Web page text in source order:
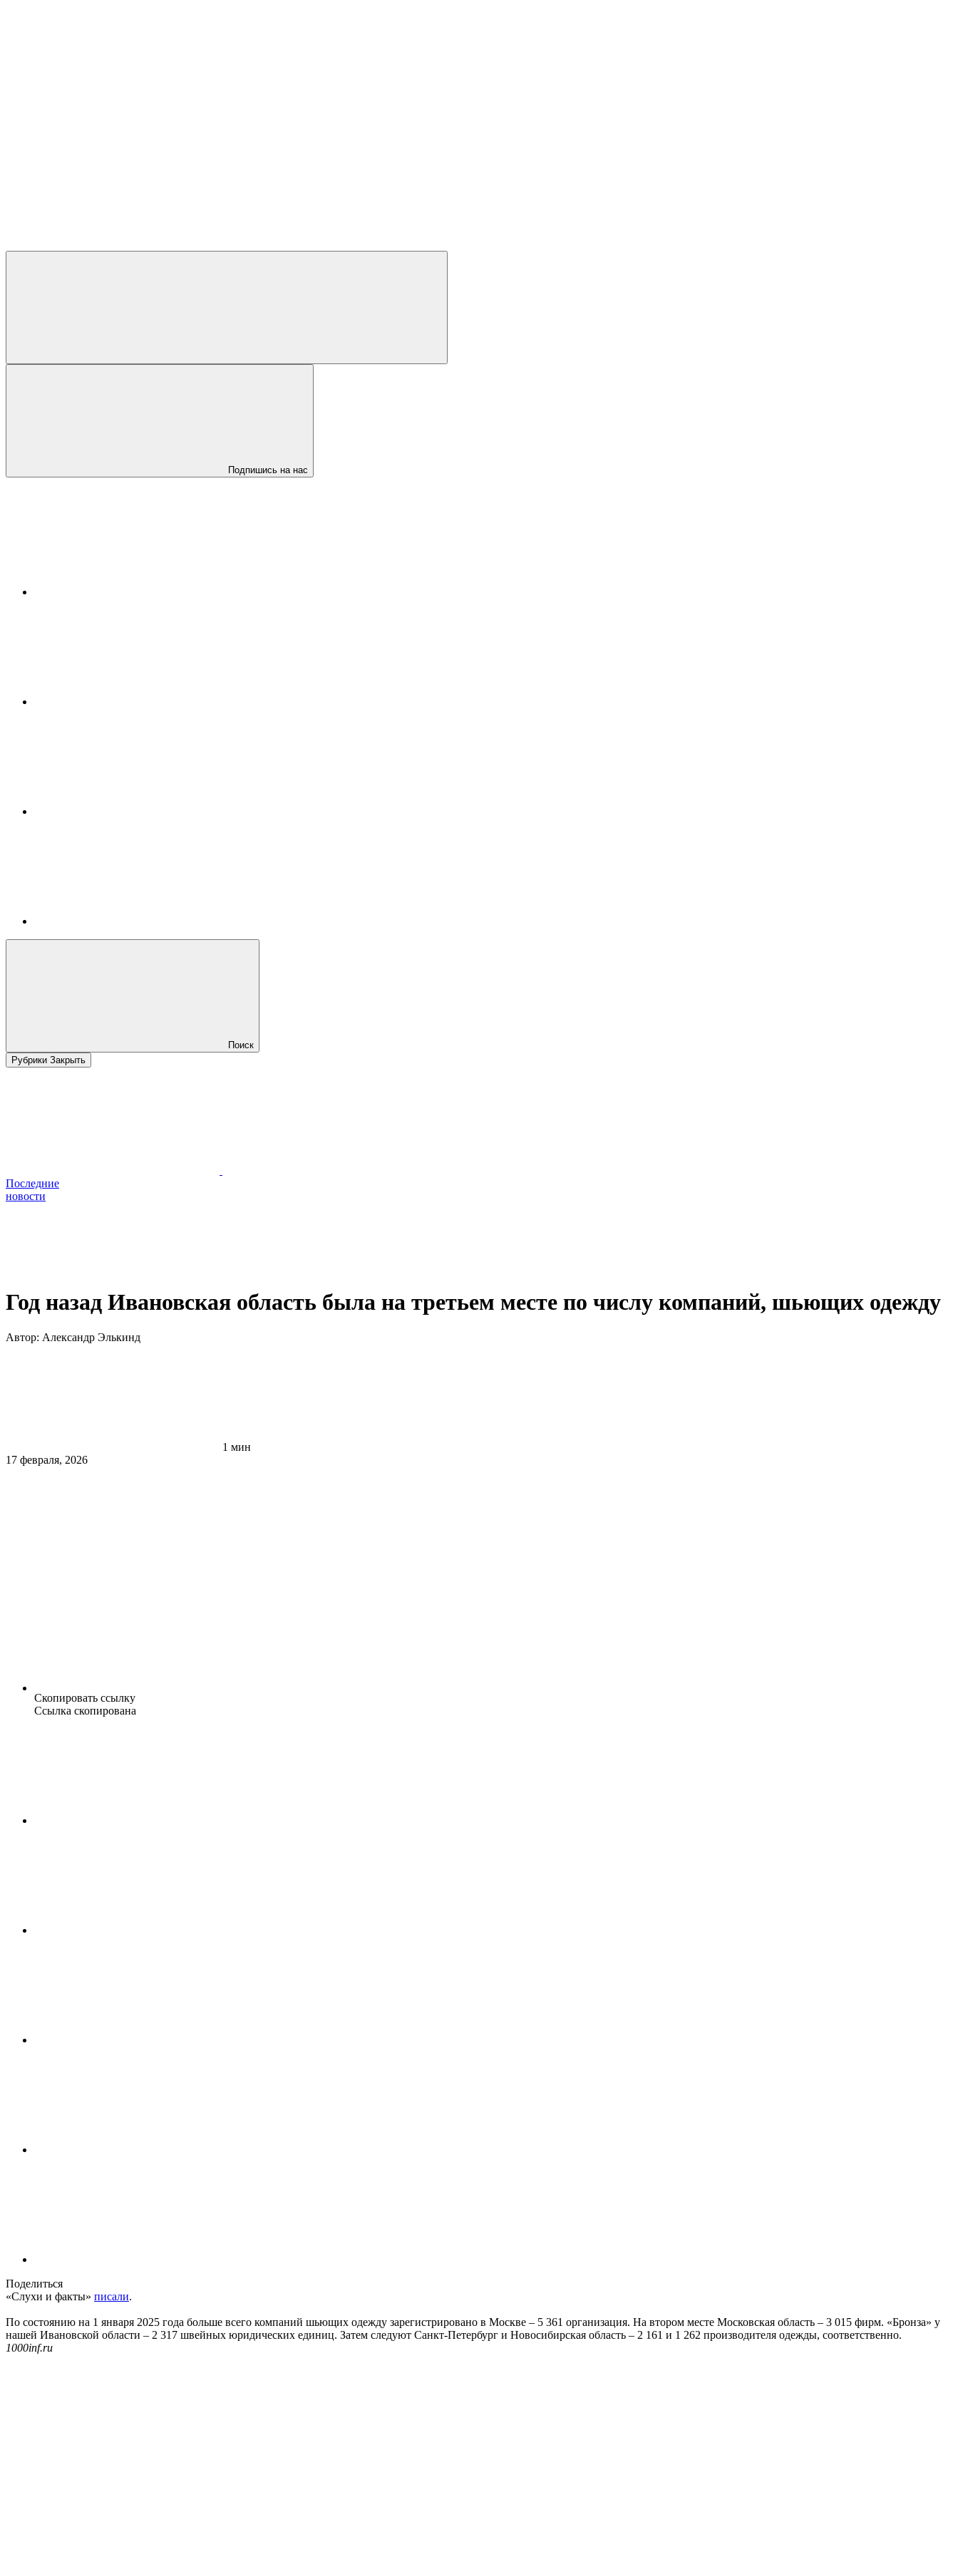
Подпишись на нас
Поиск
Рубрики Закрыть
Последние
новости
Год назад Ивановская область была на третьем месте по числу компаний, шьющих одежду
Автор: Александр Элькинд
1 мин
17 февраля, 2026
Скопировать ссылку
Ссылка скопирована
Поделиться
«Слухи и факты» писали.
По состоянию на 1 января 2025 года больше всего компаний шьющих одежду зарегистрировано в Москве – 5 361 организация. На втором месте Московская область – 3 015 фирм. «Бронза» у
нашей Ивановской области – 2 317 швейных юридических единиц. Затем следуют Санкт-Петербург и Новосибирская область – 2 161 и 1 262 производителя одежды, соответственно.
1000inf.ru